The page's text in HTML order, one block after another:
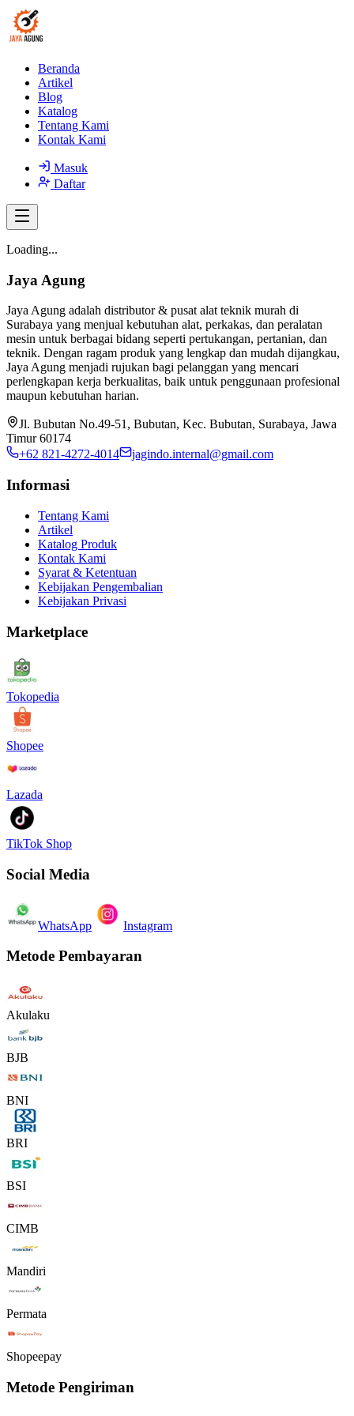
Beranda
Artikel
Blog
Katalog
Tentang Kami
Kontak Kami
Masuk
Daftar
Loading...
Jaya Agung
Jaya Agung adalah distributor & pusat alat teknik murah di
Surabaya yang menjual kebutuhan alat, perkakas, dan peralatan
mesin untuk berbagai bidang seperti pertukangan, pertanian, dan
teknik. Dengan ragam produk yang lengkap dan mudah dijangkau,
Jaya Agung menjadi rujukan bagi pelanggan yang mencari
perlengkapan kerja berkualitas, baik untuk penggunaan profesional
maupun kebutuhan harian.
Jl. Bubutan No.49-51, Bubutan, Kec. Bubutan, Surabaya, Jawa
Timur 60174
+62 821-4272-4014
jagindo.internal@gmail.com
Informasi
Tentang Kami
Artikel
Katalog Produk
Kontak Kami
Syarat & Ketentuan
Kebijakan Pengembalian
Kebijakan Privasi
Marketplace
Tokopedia
Shopee
Lazada
TikTok Shop
Social Media
WhatsApp Instagram
Metode Pembayaran
Akulaku
BJB
BNI
BRI
BSI
CIMB
Mandiri
Permata
Shopeepay
Metode Pengiriman